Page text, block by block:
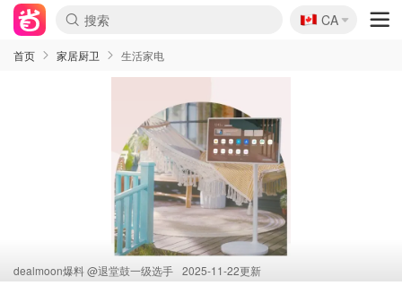
🇨🇦
CA
首页 家居厨卫 生活家电
dealmoon爆料 @退堂鼓一级选手 2025-11-22更新